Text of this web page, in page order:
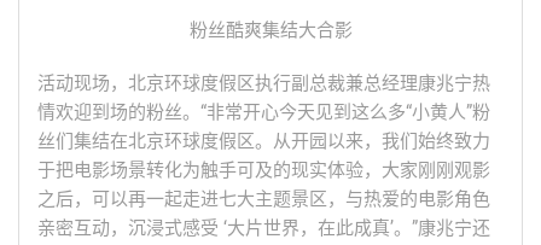
粉丝酷爽集结大合影
活动现场，北京环球度假区执行副总裁兼总经理康兆宁热
情欢迎到场的粉丝。“非常开心今天见到这么多“小黄人”粉
丝们集结在北京环球度假区。从开园以来，我们始终致力
于把电影场景转化为触手可及的现实体验，大家刚刚观影
之后，可以再一起走进七大主题景区，与热爱的电影角色
亲密互动，沉浸式感受 ‘大片世界，在此成真’。”康兆宁还